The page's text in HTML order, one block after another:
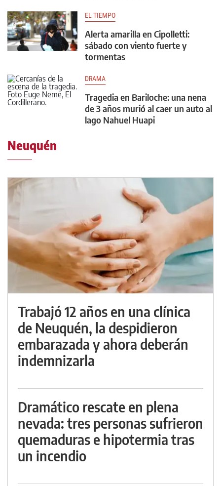
EL TIEMPO
Alerta amarilla en Cipolletti:
sábado con viento fuerte y
tormentas
DRAMA
Tragedia en Bariloche: una nena
de 3 años murió al caer un auto al
lago Nahuel Huapi
Neuquén
Trabajó 12 años en una clínica
de Neuquén, la despidieron
embarazada y ahora deberán
indemnizarla
Dramático rescate en plena
nevada: tres personas sufrieron
quemaduras e hipotermia tras
un incendio